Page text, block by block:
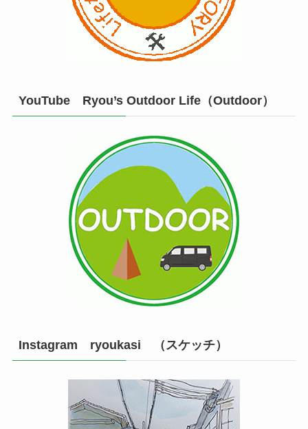
YouTube Ryou’s Outdoor Life（Outdoor）
Instagram ryoukasi （スケッチ）